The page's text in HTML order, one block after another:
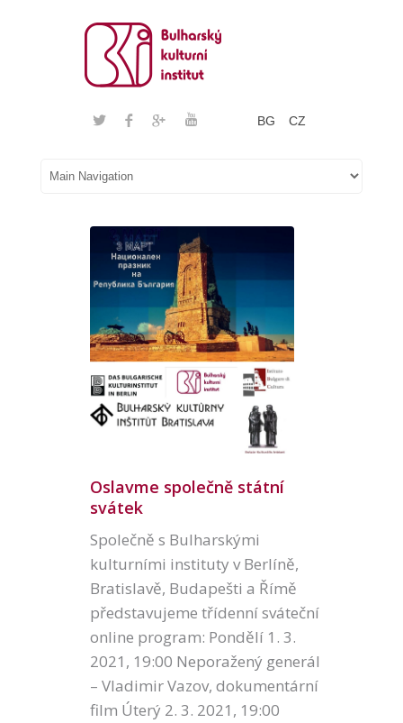
BG CZ
Oslavme společně státní
svátek
Společně s Bulharskými
kulturními instituty v Berlíně,
Bratislavě, Budapešti a Římě
představujeme třídenní sváteční
online program: Pondělí 1. 3.
2021, 19:00 Neporažený generál
– Vladimir Vazov, dokumentární
film Úterý 2. 3. 2021, 19:00